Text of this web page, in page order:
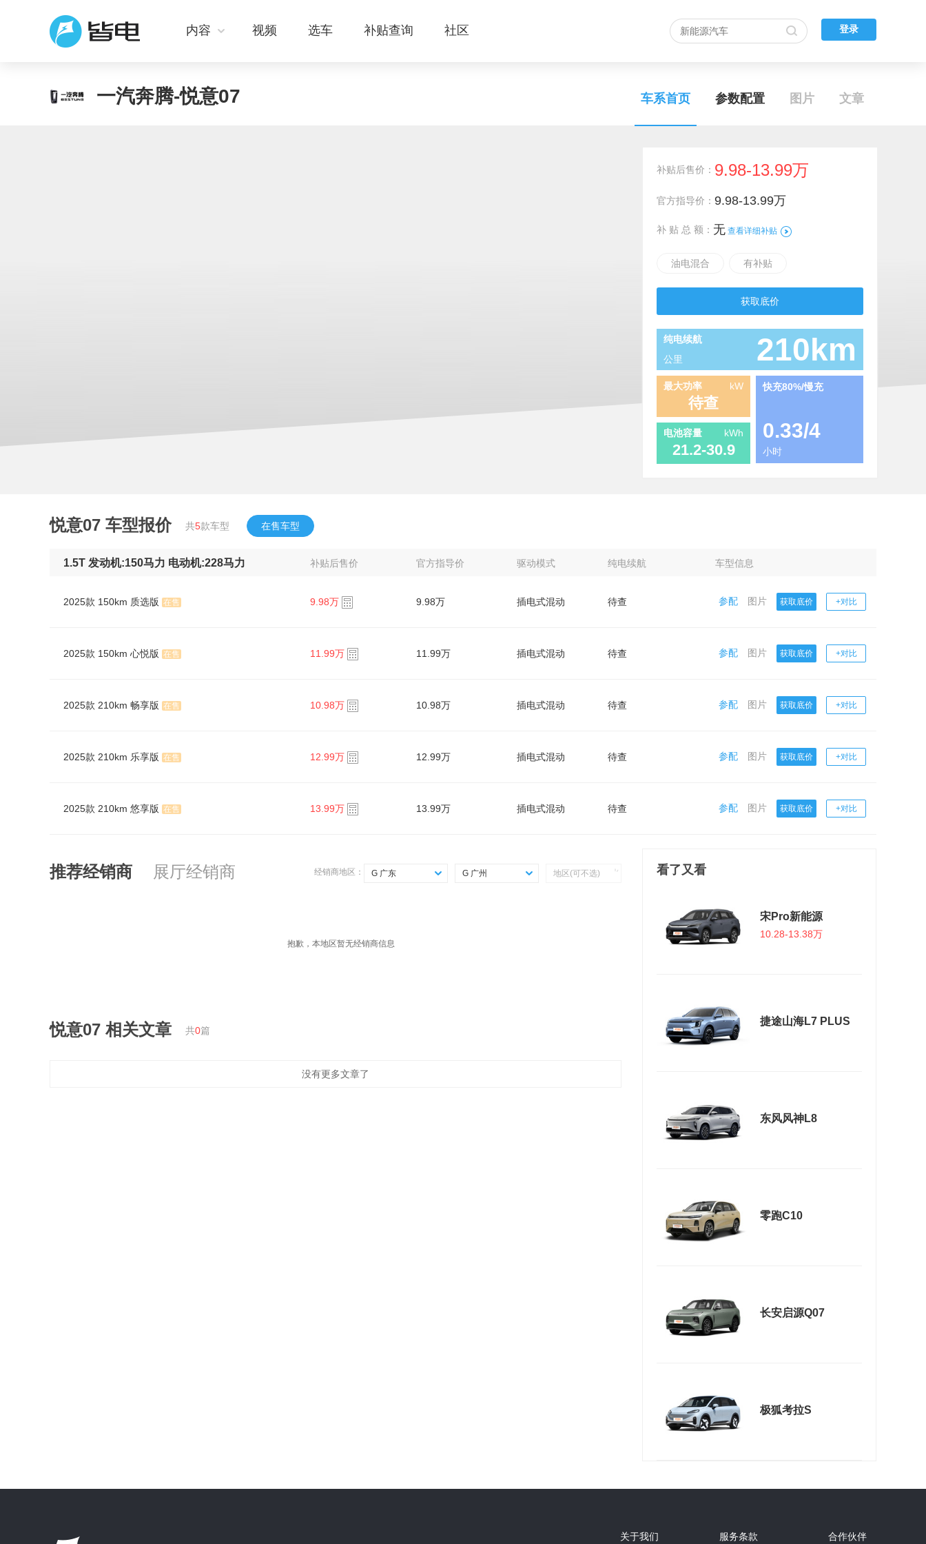
内容 视频 选车 补贴查询 社区 登录
一汽奔腾-悦意07 车系首页 参数配置 图片 文章
补贴后售价： 9.98-13.99万
官方指导价： 9.98-13.99万
补 贴 总 额： 无 查看详细补贴
油电混合 有补贴
获取底价
纯电续航
公里
210km
最大功率 kW
待查
电池容量 kWh
21.2-30.9
快充80%/慢充
0.33/4
小时
悦意07 车型报价 共5款车型 在售车型
1.5T 发动机:150马力 电动机:228马力 补贴后售价 官方指导价 驱动模式 纯电续航 车型信息
2025款 150km 质选版 在售 9.98万 9.98万 插电式混动 待查 参配 图片 获取底价 +对比
2025款 150km 心悦版 在售 11.99万 11.99万 插电式混动 待查 参配 图片 获取底价 +对比
2025款 210km 畅享版 在售 10.98万 10.98万 插电式混动 待查 参配 图片 获取底价 +对比
2025款 210km 乐享版 在售 12.99万 12.99万 插电式混动 待查 参配 图片 获取底价 +对比
2025款 210km 悠享版 在售 13.99万 13.99万 插电式混动 待查 参配 图片 获取底价 +对比
推荐经销商 展厅经销商 G 广东
A 安徽
Y 云南
G 广州 地区(可不选)
经销商地区：
抱歉，本地区暂无经销商信息
悦意07 相关文章 共0篇
没有更多文章了
看了又看
宋Pro新能源
10.28-13.38万
捷途山海L7 PLUS
东风风神L8
零跑C10
长安启源Q07
极狐考拉S
关于我们 服务条款 合作伙伴